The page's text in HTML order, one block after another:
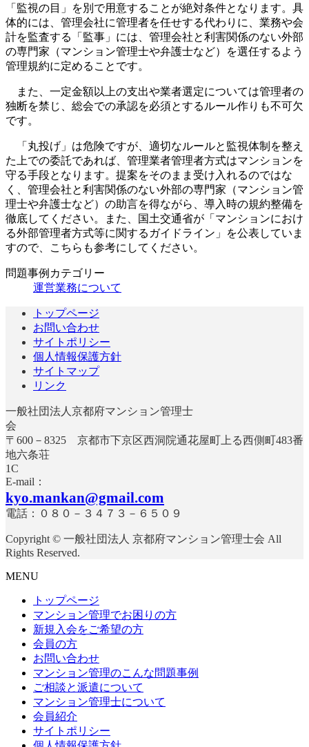
「監視の目」を別で用意することが絶対条件となります。具
体的には、管理会社に管理者を任せする代わりに、業務や会
計を監査する「監事」には、管理会社と利害関係のない外部
の専門家（マンション管理士や弁護士など）を選任するよう
管理規約に定めることです。
また、一定金額以上の支出や業者選定については管理者の
独断を禁じ、総会での承認を必須とするルール作りも不可欠
です。
「丸投げ」は危険ですが、適切なルールと監視体制を整え
た上での委託であれば、管理業者管理者方式はマンションを
守る手段となります。提案をそのまま受け入れるのではな
く、管理会社と利害関係のない外部の専門家（マンション管
理士や弁護士など）の助言を得ながら、導入時の規約整備を
徹底してください。また、国土交通省が「マンションにおけ
る外部管理者方式等に関するガイドライン」を公表していま
すので、こちらも参考にしてください。
問題事例カテゴリー
運営業務について
トップページ
お問い合わせ
サイトポリシー
個人情報保護方針
サイトマップ
リンク
一般社団法人京都府マンション管理士
〒600－8325 京都市下京区西洞院通花屋町上る西側町483番
地六条荘
E-mail：
kyo.mankan@gmail.com
電話：０８０－３４７３－６５０９
Copyright © 一般社団法人 京都府マンション管理士会 All
Rights Reserved.
MENU
トップページ
マンション管理でお困りの方
新規入会をご希望の方
会員の方
お問い合わせ
マンション管理のこんな問題事例
ご相談と派遣について
マンション管理士について
会員紹介
サイトポリシー